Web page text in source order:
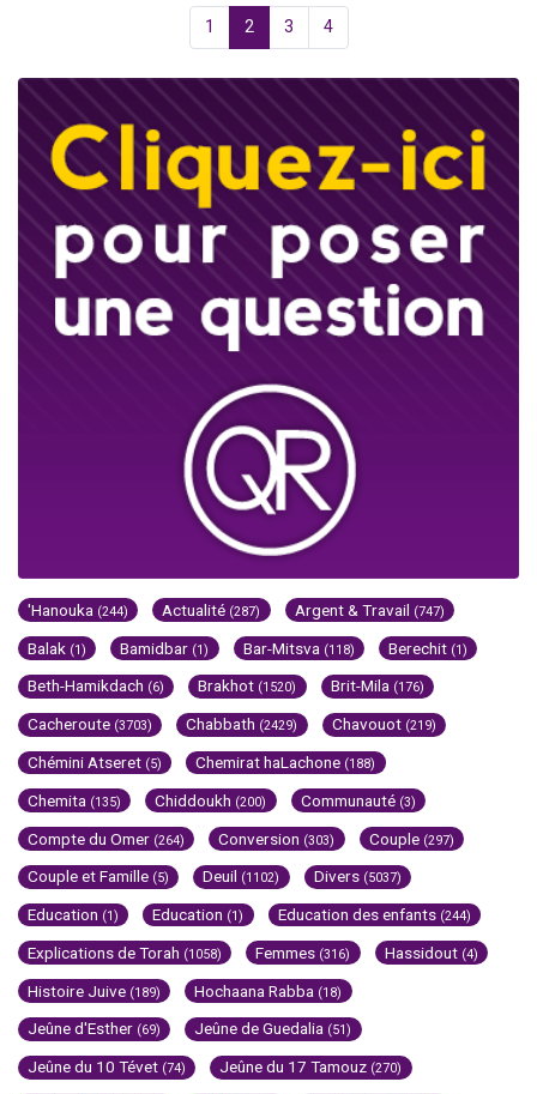
1 2 3 4
'Hanouka (244) Actualité (287) Argent & Travail (747)
Balak (1) Bamidbar (1) Bar-Mitsva (118) Berechit (1)
Beth-Hamikdach (6) Brakhot (1520) Brit-Mila (176)
Cacheroute (3703) Chabbath (2429) Chavouot (219)
Chémini Atseret (5) Chemirat haLachone (188)
Chemita (135) Chiddoukh (200) Communauté (3)
Compte du Omer (264) Conversion (303) Couple (297)
Couple et Famille (5) Deuil (1102) Divers (5037)
Education (1) Education (1) Education des enfants (244)
Explications de Torah (1058) Femmes (316) Hassidout (4)
Histoire Juive (189) Hochaana Rabba (18)
Jeûne d'Esther (69) Jeûne de Guedalia (51)
Jeûne du 10 Tévet (74) Jeûne du 17 Tamouz (270)